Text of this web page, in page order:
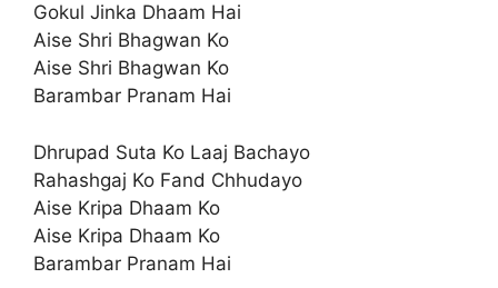
Gokul Jinka Dhaam Hai
Aise Shri Bhagwan Ko
Aise Shri Bhagwan Ko
Barambar Pranam Hai
Dhrupad Suta Ko Laaj Bachayo
Rahashgaj Ko Fand Chhudayo
Aise Kripa Dhaam Ko
Aise Kripa Dhaam Ko
Barambar Pranam Hai